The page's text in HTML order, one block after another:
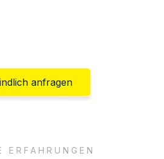
anfragen
ERFAHRUNGEN